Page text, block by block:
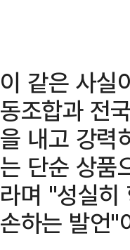
이 같은 사실
동조합과 전
을 내고 강력
는 단순 상품
라며 "성실히
손하는 발언"